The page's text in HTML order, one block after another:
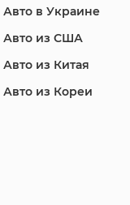
Jeep
Авто в Украине
Авто из США
Авто из Китая
Авто из Кореи